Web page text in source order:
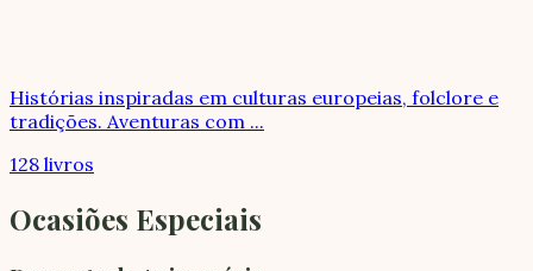
Histórias inspiradas em culturas europeias, folclore e
tradições. Aventuras com ...
128 livros
Ocasiões Especiais